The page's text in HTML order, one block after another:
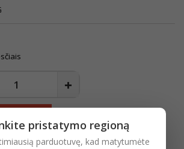
pristatymo regioną
parduotuvę, kad matytumėte